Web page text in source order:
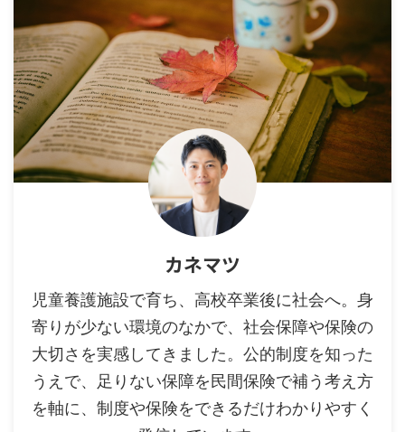
カネマツ
児童養護施設で育ち、高校卒業後に社会へ。身
寄りが少ない環境のなかで、社会保障や保険の
大切さを実感してきました。公的制度を知った
うえで、足りない保障を民間保険で補う考え方
を軸に、制度や保険をできるだけわかりやすく